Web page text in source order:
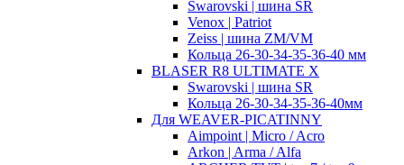
Swarovski | шина SR
Venox | Patriot
Zeiss | шина ZM/VM
Кольца 26-30-34-35-36-40 мм
BLASER R8 ULTIMATE X
Swarovski | шина SR
Кольца 26-30-34-35-36-40мм
Для WEAVER-PICATINNY
Aimpoint | Micro / Acro
Arkon | Arma / Alfa